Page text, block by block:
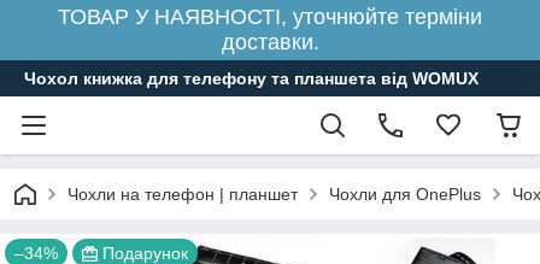
ТОВАР У НАЯВНОСТІ, уточнюйте терміни
доставки.
Чохол книжка для телефону та планшета від WOMUX
Чохли на телефон | планшет Чохли для OnePlus
–34% Подарунок